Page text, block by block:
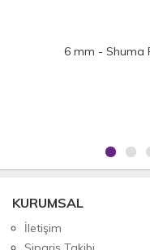
(Kırmızı) Silikon Saplı Tığ
KURUMSAL
İletişim